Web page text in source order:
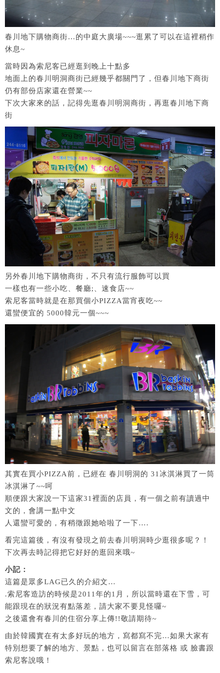
春川地下購物商街…的中庭大廣場~~~逛累了可以在這裡稍作
休息~
當時因為索尼客已經逛到晚上十點多
地面上的春川明洞商街已經幾乎都關門了，但春川地下商街
仍有部份店家還在營業~~
下次大家來的話，記得先逛春川明洞商街，再逛春川地下商
街
另外春川地下購物商街，不只有流行服飾可以買
一樣也有一些小吃、餐廳;、速食店~~
索尼客當時就是在那買個小PIZZA當宵夜吃~~
還蠻便宜的 5000韓元一個~~~
其實在買小PIZZA前，已經在 春川明洞的 31冰淇淋買了一筒
冰淇淋了~~呵
順便跟大家說一下這家31裡面的店員，有一個之前有讀過中
文的，會講一點中文
人還蠻可愛的，有稍徵跟她哈啦了一下….
看完這篇後，有沒有發現之前去春川明洞時少逛很多呢？！
下次再去時記得把它好好的逛回來哦~
小記：
這篇是眾多LAG已久的介紹文…
.索尼客造訪的時候是2011年的1月，所以當時還在下雪，可
能跟現在的狀況有點落差，請大家不要見怪囉~
之後還會有春川的住宿分享上傳!!敬請期待~
由於韓國實在有太多好玩的地方，寫都寫不完…如果大家有
特別想要了解的地方、景點，也可以留言在部落格 或 臉書跟
索尼客說哦！